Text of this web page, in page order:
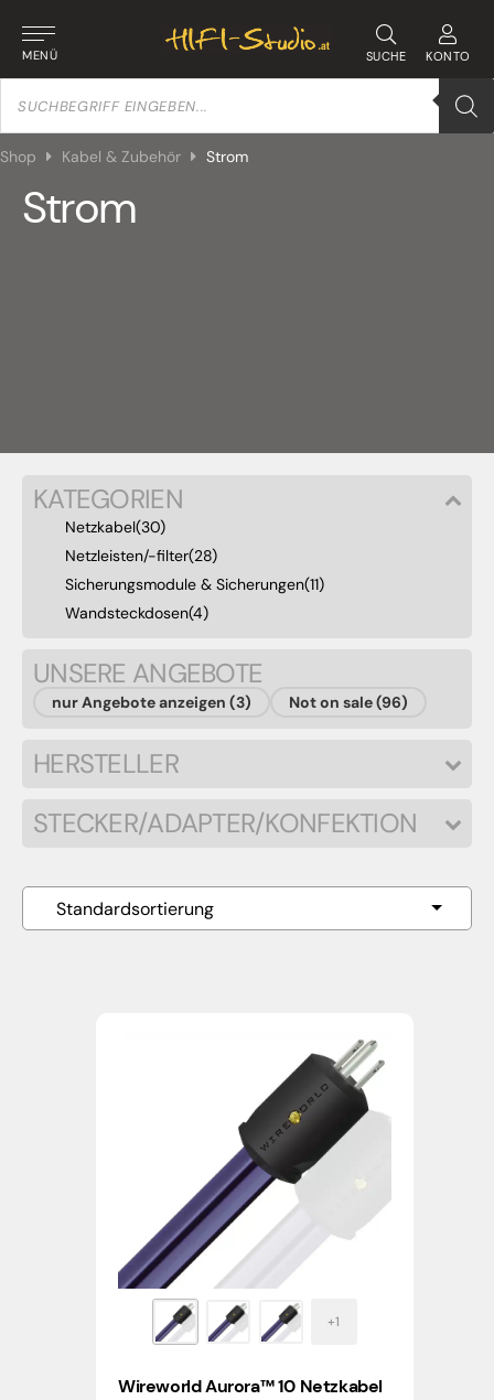
MENÜ SUCHE KONTO
Products
search
Shop Kabel & Zubehör Strom
Strom
KATEGORIEN
Netzkabel(30)
Netzleisten/-filter(28)
Sicherungsmodule & Sicherungen(11)
Wandsteckdosen(4)
UNSERE ANGEBOTE
nur Angebote anzeigen (3) Not on sale (96)
HERSTELLER
STECKER/ADAPTER/KONFEKTION
Wireworld Aurora™ 10 Netzkabel